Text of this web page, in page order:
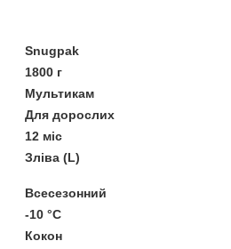
Snugpak
1800 г
Мультикам
Для дорослих
12 міс
Зліва (L)
Всесезонний
-10 °С
Кокон